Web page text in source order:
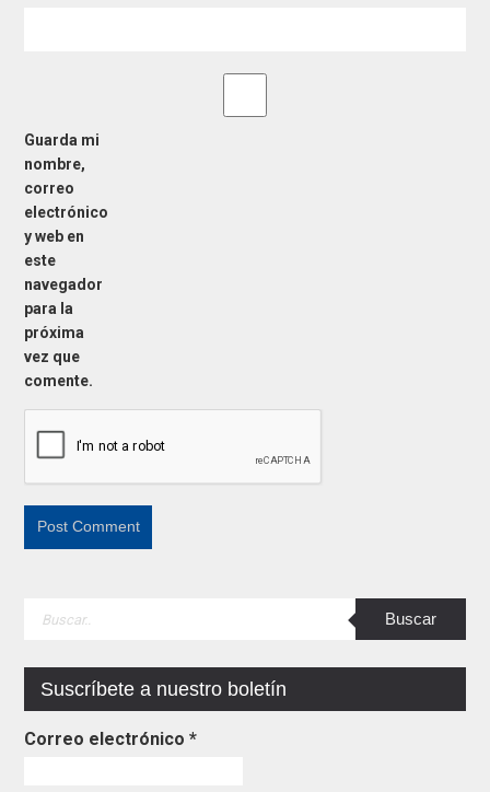
Guarda mi
nombre,
correo
electrónico
y web en
este
navegador
para la
próxima
vez que
comente.
Suscríbete a nuestro boletín
Correo electrónico*